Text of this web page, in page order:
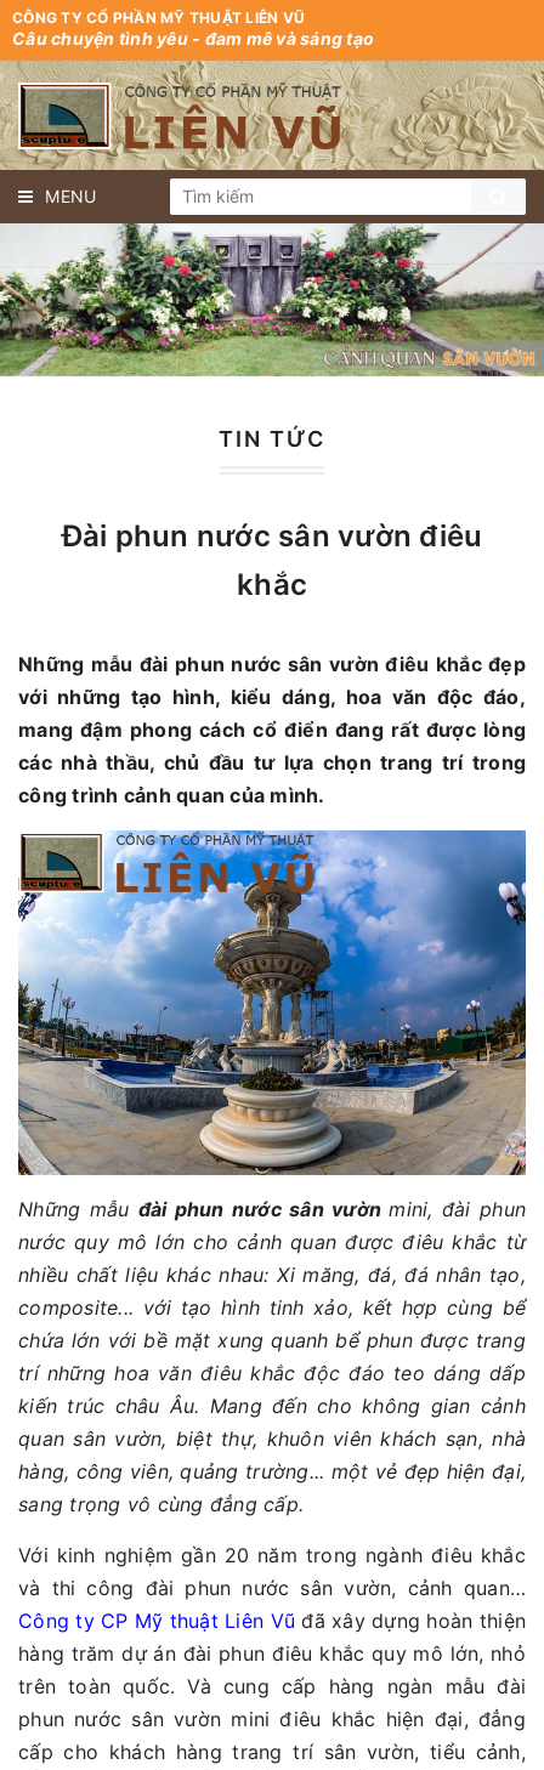
CÔNG TY CỔ PHẦN MỸ THUẬT LIÊN VŨ
Câu chuyện tình yêu - đam mê và sáng tạo
MENU
TIN TỨC
Đài phun nước sân vườn điêu
khắc
Những mẫu đài phun nước sân vườn điêu khắc đẹp
với những tạo hình, kiểu dáng, hoa văn độc đáo,
mang đậm phong cách cổ điển đang rất được lòng
các nhà thầu, chủ đầu tư lựa chọn trang trí trong
công trình cảnh quan của mình.
Những mẫu đài phun nước sân vườnmini, đài phun
nước quy mô lớn cho cảnh quan được điêu khắc từ
nhiều chất liệu khác nhau: Xi măng, đá, đá nhân tạo,
composite... với tạo hình tinh xảo, kết hợp cùng bể
chứa lớn với bề mặt xung quanh bể phun được trang
trí những hoa văn điêu khắc độc đáo teo dáng dấp
kiến trúc châu Âu. Mang đến cho không gian cảnh
quan sân vườn, biệt thự, khuôn viên khách sạn, nhà
hàng, công viên, quảng trường... một vẻ đẹp hiện đại,
sang trọng vô cùng đẳng cấp.
Với kinh nghiệm gần 20 năm trong ngành điêu khắc
và thi công đài phun nước sân vườn, cảnh quan…
Công ty CP Mỹ thuật Liên Vũ đã xây dựng hoàn thiện
hàng trăm dự án đài phun điêu khắc quy mô lớn, nhỏ
trên toàn quốc. Và cung cấp hàng ngàn mẫu đài
phun nước sân vườn mini điêu khắc hiện đại, đẳng
cấp cho khách hàng trang trí sân vườn, tiểu cảnh,